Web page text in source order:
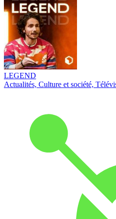
LEGEND
Actualités, Culture et société,